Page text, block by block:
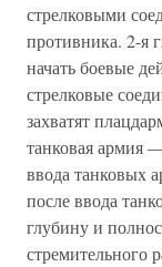
стрелковыми
противника. 2-я
начать боевые
стрелковые
захватят
танковая армия
ввода танковых
после ввода
глубину и
стремительного